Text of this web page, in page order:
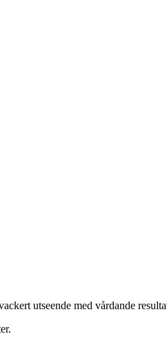
utseende med vårdande